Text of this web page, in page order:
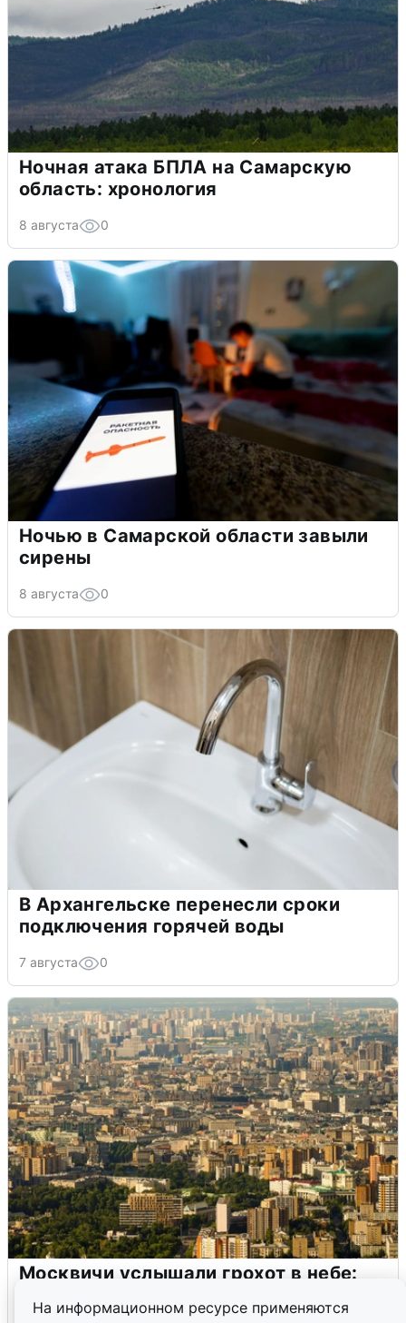
На информационном ресурсе применяются
Ночная атака БПЛА на Самарскую
область: хронология
8 августа 0
Ночью в Самарской области завыли
сирены
8 августа 0
В Архангельске перенесли сроки
подключения горячей воды
7 августа 0
Москвичи услышали грохот в небе: